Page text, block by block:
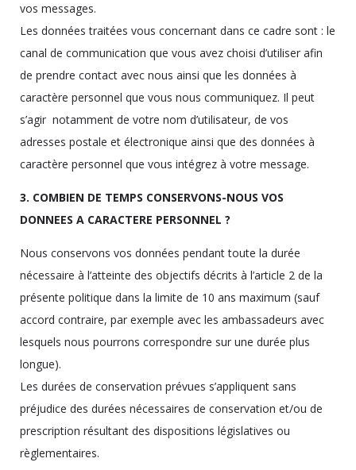
vos messages.
Les données traitées vous concernant dans ce cadre sont : le
canal de communication que vous avez choisi d’utiliser afin
de prendre contact avec nous ainsi que les données à
caractère personnel que vous nous communiquez. Il peut
s’agir notamment de votre nom d’utilisateur, de vos
adresses postale et électronique ainsi que des données à
caractère personnel que vous intégrez à votre message.
3. COMBIEN DE TEMPS CONSERVONS-NOUS VOS
DONNEES A CARACTERE PERSONNEL ?
Nous conservons vos données pendant toute la durée
nécessaire à l’atteinte des objectifs décrits à l’article 2 de la
présente politique dans la limite de 10 ans maximum (sauf
accord contraire, par exemple avec les ambassadeurs avec
lesquels nous pourrons correspondre sur une durée plus
longue).
Les durées de conservation prévues s’appliquent sans
préjudice des durées nécessaires de conservation et/ou de
prescription résultant des dispositions législatives ou
règlementaires.